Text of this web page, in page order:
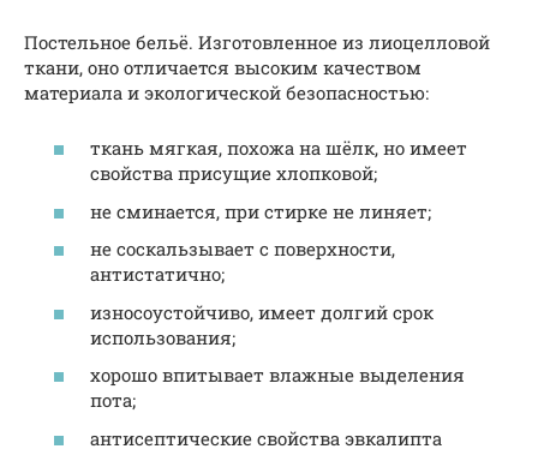
Постельное бельё. Изготовленное из лиоцелловой
ткани, оно отличается высоким качеством
материала и экологической безопасностью:
ткань мягкая, похожа на шёлк, но имеет
свойства присущие хлопковой;
не сминается, при стирке не линяет;
не соскальзывает с поверхности,
антистатично;
износоустойчиво, имеет долгий срок
использования;
хорошо впитывает влажные выделения
пота;
антисептические свойства эвкалипта